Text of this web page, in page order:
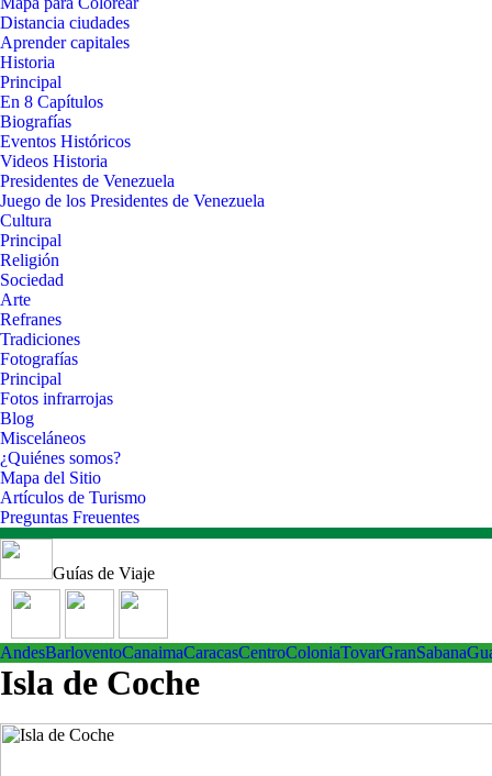
Distancia ciudades
Aprender capitales
Historia
Principal
En 8 Capítulos
Biografías
Eventos Históricos
Videos Historia
Presidentes de Venezuela
Juego de los Presidentes de Venezuela
Cultura
Principal
Religión
Sociedad
Arte
Refranes
Tradiciones
Fotografías
Principal
Fotos infrarrojas
Blog
Misceláneos
¿Quiénes somos?
Mapa del Sitio
Artículos de Turismo
Preguntas Freuentes
Guías de Viaje
AndesBarloventoCanaimaCaracasCentroColoniaTovarGranSabana
Isla de Coche